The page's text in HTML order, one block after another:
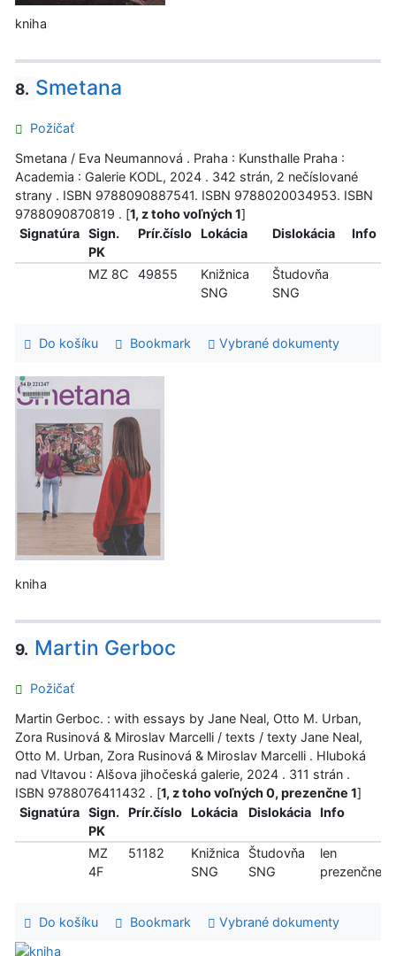
kniha
8. Smetana
Požičať
Smetana / Eva Neumannová . Praha : Kunsthalle Praha :
Academia : Galerie KODL, 2024 . 342 strán, 2 nečíslované
strany . ISBN 9788090887541. ISBN 9788020034953. ISBN
9788090870819 . [1, z toho voľných 1]
Signatúra
Sign.
PK
Prír.číslo Lokácia Dislokácia Info
MZ 8C 49855
Knižnica
SNG
Študovňa
SNG
Do košíku Bookmark Vybrané dokumenty
kniha
9. Martin Gerboc
Požičať
Martin Gerboc. : with essays by Jane Neal, Otto M. Urban,
Zora Rusinová & Miroslav Marcelli / texts / texty Jane Neal,
Otto M. Urban, Zora Rusinová & Miroslav Marcelli . Hluboká
nad Vltavou : Alšova jihočeská galerie, 2024 . 311 strán .
ISBN 9788076411432 . [1, z toho voľných 0, prezenčne 1]
Signatúra
Sign.
PK
Prír.číslo Lokácia Dislokácia Info
MZ
4F
51182
Knižnica
SNG
Študovňa
SNG
len
prezenčne
Do košíku Bookmark Vybrané dokumenty